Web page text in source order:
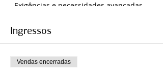
. Exigências e necessidades avançadas
. Perfil do professor;
. Técnicas e estratégias avançadas;
. Modelos de contratação profissional e
valores envolvidos;
. Exercícios práticos variados.
Ingressos
Vendas encerradas